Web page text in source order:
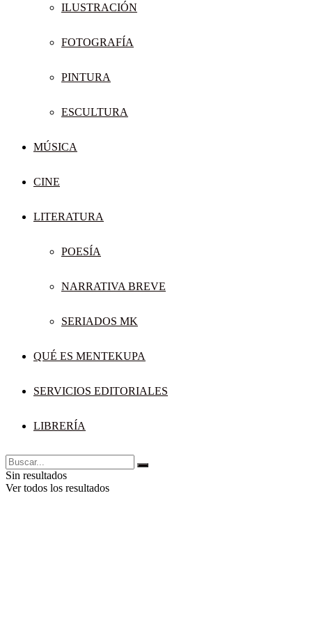
ILUSTRACIÓN
FOTOGRAFÍA
PINTURA
ESCULTURA
MÚSICA
CINE
LITERATURA
POESÍA
NARRATIVA BREVE
SERIADOS MK
QUÉ ES MENTEKUPA
SERVICIOS EDITORIALES
LIBRERÍA
Sin resultados
Ver todos los resultados